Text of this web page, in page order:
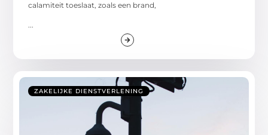
calamiteit toeslaat, zoals een brand,
ZAKELIJKE DIENSTVERLENING